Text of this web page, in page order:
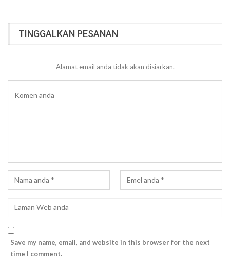
TINGGALKAN PESANAN
Alamat email anda tidak akan disiarkan.
Save my name, email, and website in this browser for the next
time I comment.